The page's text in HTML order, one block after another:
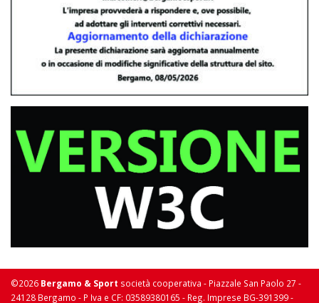
©2026 Bergamo & Sport società cooperativa - Piazzale San Paolo 27 -
24128 Bergamo - P Iva e CF: 03589380165 - Reg. Imprese BG-391399 -